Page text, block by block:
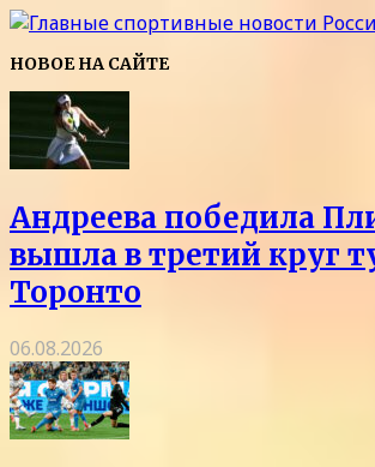
НОВОЕ НА САЙТЕ
Андреева победила
вышла в третий круг
Торонто
06.08.2026